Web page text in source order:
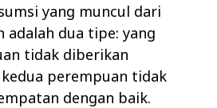
yang muncul dari
adalah dua tipe: yang
tidak diberikan
perempuan tidak
dengan baik.